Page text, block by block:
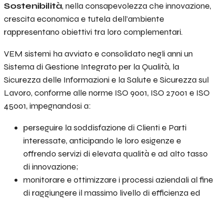
Sostenibilità, nella consapevolezza che innovazione,
crescita economica e tutela dell’ambiente
rappresentano obiettivi tra loro complementari.
VEM sistemi ha avviato e consolidato negli anni un
Sistema di Gestione Integrato per la Qualità, la
Sicurezza delle Informazioni e la Salute e Sicurezza sul
Lavoro, conforme alle norme ISO 9001, ISO 27001 e ISO
45001, impegnandosi a:
perseguire la soddisfazione di Clienti e Parti
interessate, anticipando le loro esigenze e
offrendo servizi di elevata qualità e ad alto tasso
di innovazione;
monitorare e ottimizzare i processi aziendali al fine
di raggiungere il massimo livello di efficienza ed